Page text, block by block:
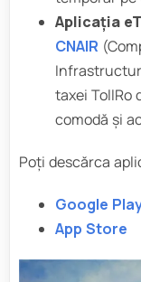
Aplicația
CNAIR
taxei TollRo
comodă și
Poți descărca
Google
App Store